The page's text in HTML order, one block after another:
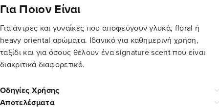
Για Ποιον Είναι
Για άντρες και γυναίκες που αποφεύγουν γλυκά, floral ή
heavy oriental αρώματα. Ιδανικό για καθημερινή χρήση,
ταξίδι και για όσους θέλουν ένα signature scent που είναι
διακριτικά διαφορετικό.
Οδηγίες Χρήσης
Αποτελέσματα